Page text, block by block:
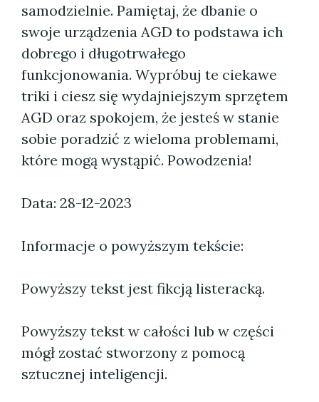
samodzielnie. Pamiętaj, że dbanie o
swoje urządzenia AGD to podstawa ich
dobrego i długotrwałego
funkcjonowania. Wypróbuj te ciekawe
triki i ciesz się wydajniejszym sprzętem
AGD oraz spokojem, że jesteś w stanie
sobie poradzić z wieloma problemami,
które mogą wystąpić. Powodzenia!
Data: 28-12-2023
Informacje o powyższym tekście:
Powyższy tekst jest fikcją listeracką.
Powyższy tekst w całości lub w części
mógł zostać stworzony z pomocą
sztucznej inteligencji.